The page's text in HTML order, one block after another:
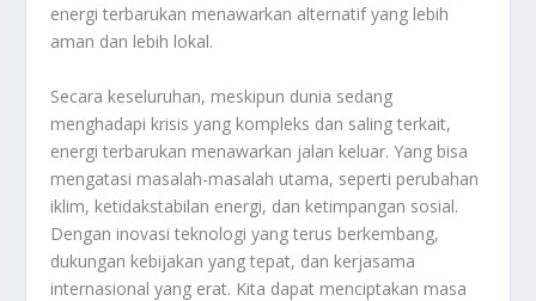
energi terbarukan menawarkan alternatif yang lebih
aman dan lebih lokal.
Secara keseluruhan, meskipun dunia sedang
menghadapi krisis yang kompleks dan saling terkait,
energi terbarukan menawarkan jalan keluar. Yang bisa
mengatasi masalah-masalah utama, seperti perubahan
iklim, ketidakstabilan energi, dan ketimpangan sosial.
Dengan inovasi teknologi yang terus berkembang,
dukungan kebijakan yang tepat, dan kerjasama
internasional yang erat. Kita dapat menciptakan masa